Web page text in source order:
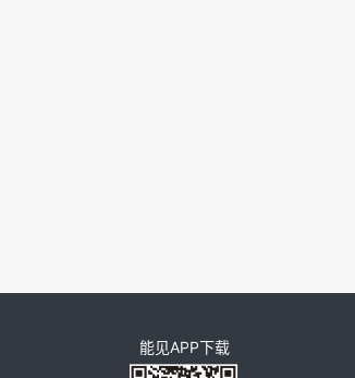
能见APP下载